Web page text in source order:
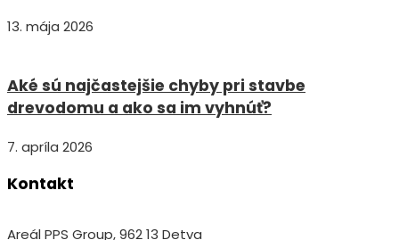
13. mája 2026
Aké sú najčastejšie chyby pri stavbe
drevodomu a ako sa im vyhnúť?
7. apríla 2026
Kontakt
Areál PPS Group, 962 13 Detva